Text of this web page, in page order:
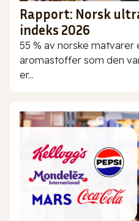
Rapport: Norsk
indeks 2026
55 % av norske
aromastoffer som den
er...